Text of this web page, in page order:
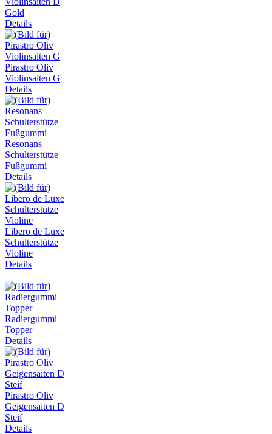
Gold
Details
Pirastro Oliv
Violinsaiten G
Details
Resonans
Schulterstütze
Fußgummi
Details
Libero de Luxe
Schulterstütze
Violine
Details
Radiergummi
Topper
Details
Pirastro Oliv
Geigensaiten D
Steif
Details